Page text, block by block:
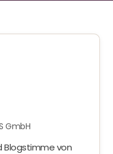
GmbH
Blogstimme von